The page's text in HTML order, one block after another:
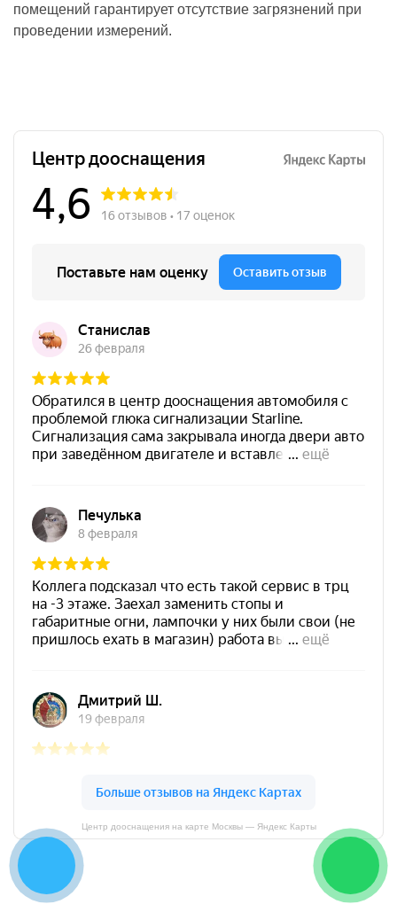
помещений гарантирует отсутствие загрязнений при
проведении измерений.
Центр дооснащения на карте Москвы — Яндекс Карты